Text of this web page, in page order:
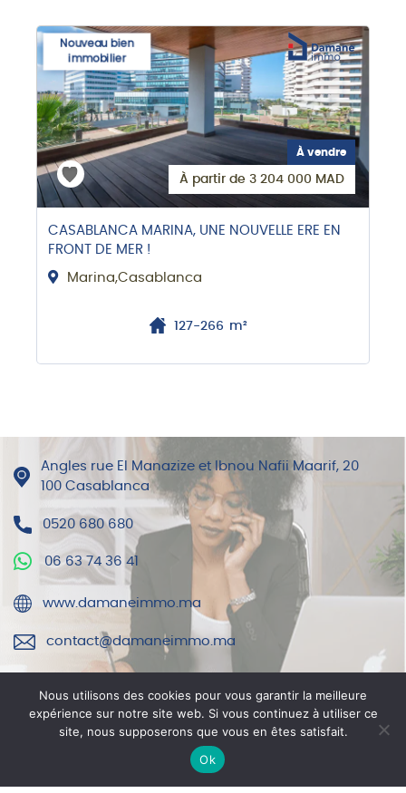
Nouveau bien
immobilier
À vendre
À partir de 3 204 000 MAD
CASABLANCA MARINA, UNE NOUVELLE ERE EN
FRONT DE MER !
Marina,Casablanca
127-266 m²
Angles rue El Manazize et Ibnou Nafii Maarif, 20
100 Casablanca
0520 680 680
06 63 74 36 41
www.damaneimmo.ma
contact@damaneimmo.ma
Contact
Mentions légales
© DAMANE IMMO 2021
Nous utilisons des cookies pour vous garantir la meilleure
expérience sur notre site web. Si vous continuez à utiliser ce
site, nous supposerons que vous en êtes satisfait.
Ok